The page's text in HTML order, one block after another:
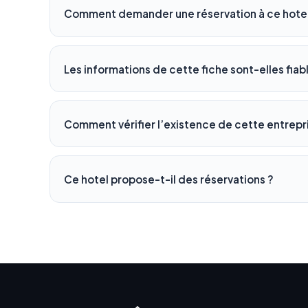
Comment demander une réservation à ce
Les informations de cette fiche sont-elles
Comment vérifier l’existence de cette
Ce hotel propose-t-il des réservations ?